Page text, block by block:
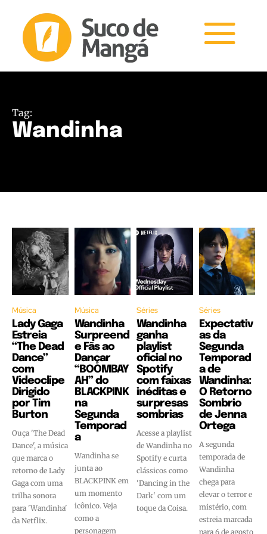
Tag:
Wandinha
Música
Lady Gaga
Estreia
“The Dead
Dance”
com
Videoclipe
Dirigido
por Tim
Burton
Ouça 'The Dead
Dance', a música
que marca o
retorno de Lady
Gaga com uma
trilha sonora
para 'Wandinha'
da Netflix.
Música
Wandinha
Surpreend
e Fãs ao
Dançar
“BOOMBAY
AH” do
BLACKPINK
na
Segunda
Temporad
a
Wandinha se
junta ao
BLACKPINK em
um momento
icônico. Veja
como a
personagem
Séries
Wandinha
ganha
playlist
oficial no
Spotify
com faixas
inéditas e
surpresas
sombrias
Acesse a playlist
de Wandinha no
Spotify e curta
clássicos como
'Dancing in the
Dark' com um
toque da Coisa.
Séries
Expectativ
as da
Segunda
Temporad
a de
Wandinha:
O Retorno
Sombrio
de Jenna
Ortega
A segunda
temporada de
Wandinha
chega para
elevar o terror e
mistério, com
estreia marcada
para 6 de agosto